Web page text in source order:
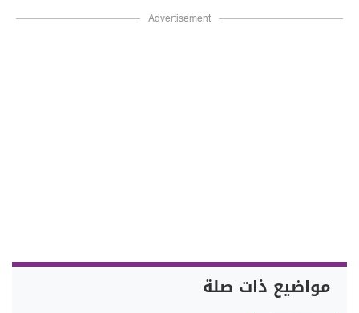
Advertisement
مواضيع ذات صلة